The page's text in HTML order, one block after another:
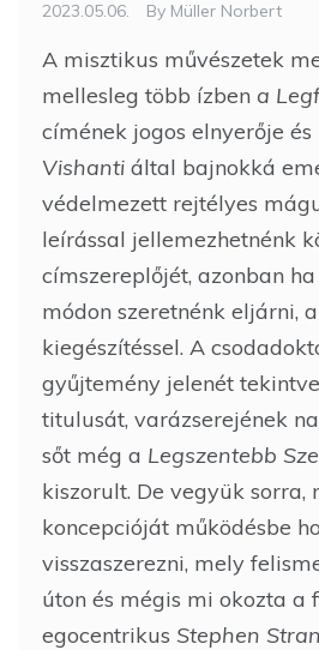
2023.05.06. By Müller Norbert
A misztikus művészetek
mellesleg több ízben a
címének jogos elnyerője
Vishanti által bajnokká
védelmezett rejtélyes
leírással jellemezhetnénk
címszereplőjét, azonban
módon szeretnénk eljárni,
kiegészítéssel. A
gyűjtemény jelenét
titulusát, varázserejének
sőt még a Legszentebb
kiszorult. De vegyük sorra,
koncepcióját működésbe
visszaszerezni, mely
úton és mégis mi okozta a
egocentrikus Stephen